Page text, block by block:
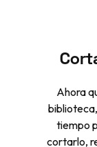
Ahora
tiempo
cortarlo,